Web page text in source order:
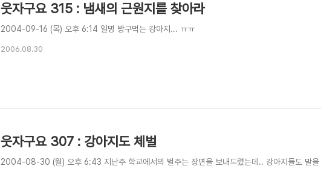
웃자구요 315 : 냄새의 근원지를 찾아라
2004-09-16 (목) 오후 6:14 일명 방구먹는 강아지... ㅠㅠ
2006.08.30
웃자구요 307 : 강아지도 체벌
2004-08-30 (월) 오후 6:43 지난주 학교에서의 벌주는 장면을 보내드렸는데.. 강아지들도 말을